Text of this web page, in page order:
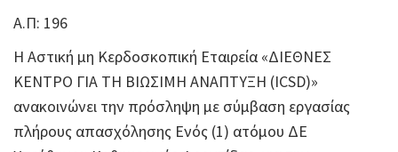
Α.Π: 196
Η Αστική μη Κερδοσκοπική Εταιρεία «ΔΙΕΘΝΕΣ
ΚΕΝΤΡΟ ΓΙΑ ΤΗ ΒΙΩΣΙΜΗ ΑΝΑΠΤΥΞΗ (ICSD)»
ανακοινώνει την πρόσληψη με σύμβαση εργασίας
πλήρους απασχόλησης Ενός (1) ατόμου ΔΕ